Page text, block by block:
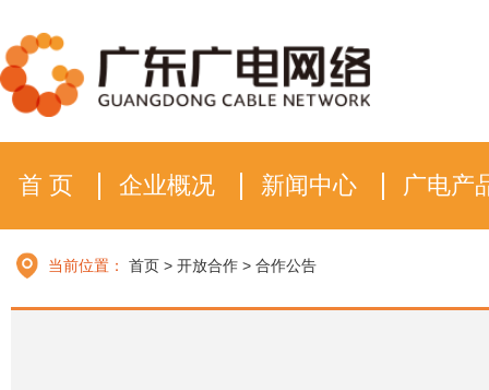
首 页 企业概况 新闻中心 广电产
当前位置： 首页 > 开放合作 > 合作公告